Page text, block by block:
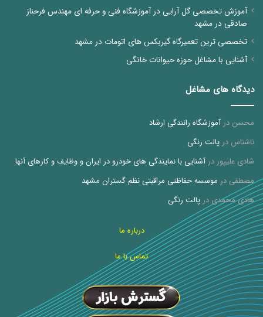
آموزش تخصصی گل آرایی در آموزشگاه فنی و حرفه ای مهندس فرحناز
صادقی در مشهد
تخصصی ترین تعمیرگاه گیربکس های اتومات در مشهد
آشنایی با مشاغل حوزه حیوانات خانگی
دیدگاه های مشاغل
محسن درآموزشگاه رانندگی ارشاد
ناشناس در پالت رنگی
شادی علیپور درآشنایی با نمایندگی های خودرو در ایران و وظایف و کارهای آنها
مصطفی در موسسه حفاظتی مراقبتی نظم گستران مشهد
هادی محمدی در پالت رنگی
درباره ما
تماس با ما